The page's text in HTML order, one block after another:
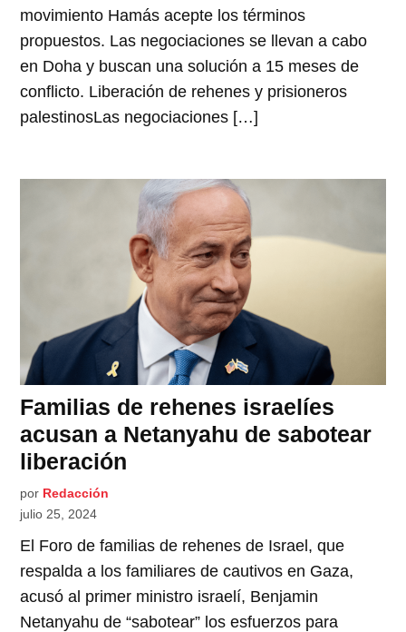
movimiento Hamás acepte los términos
propuestos. Las negociaciones se llevan a cabo
en Doha y buscan una solución a 15 meses de
conflicto. Liberación de rehenes y prisioneros
palestinosLas negociaciones […]
Familias de rehenes israelíes
acusan a Netanyahu de sabotear
liberación
por Redacción
julio 25, 2024
El Foro de familias de rehenes de Israel, que
respalda a los familiares de cautivos en Gaza,
acusó al primer ministro israelí, Benjamin
Netanyahu de “sabotear” los esfuerzos para